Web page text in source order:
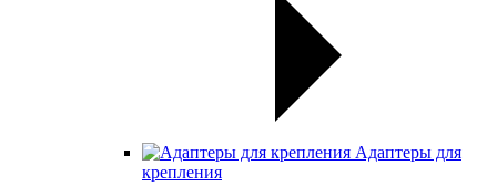
Адаптеры для
крепления